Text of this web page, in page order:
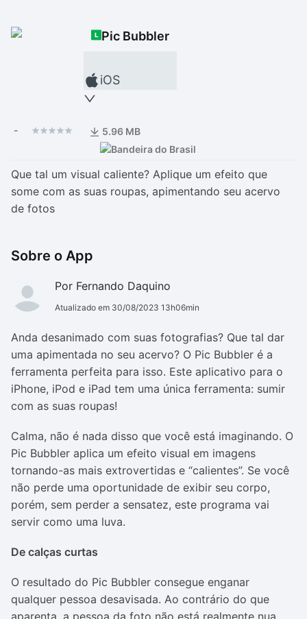
Pic Bubbler
iOS
- 5.96 MB
Que tal um visual caliente? Aplique um efeito que
some com as suas roupas, apimentando seu acervo
de fotos
Sobre o App
Por Fernando Daquino
Atualizado em 30/08/2023 13h06min
Anda desanimado com suas fotografias? Que tal dar
uma apimentada no seu acervo? O Pic Bubbler é a
ferramenta perfeita para isso. Este aplicativo para o
iPhone, iPod e iPad tem uma única ferramenta: sumir
com as suas roupas!
Calma, não é nada disso que você está imaginando. O
Pic Bubbler aplica um efeito visual em imagens
tornando-as mais extrovertidas e “calientes”. Se você
não perde uma oportunidade de exibir seu corpo,
porém, sem perder a sensatez, este programa vai
servir como uma luva.
De calças curtas
O resultado do Pic Bubbler consegue enganar
qualquer pessoa desavisada. Ao contrário do que
aparenta, a pessoa da foto não está realmente nua.